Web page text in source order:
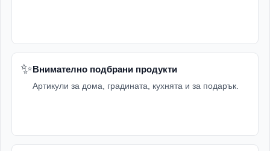
✨Внимателно подбрани продукти
Артикули за дома, градината, кухнята и за подарък.